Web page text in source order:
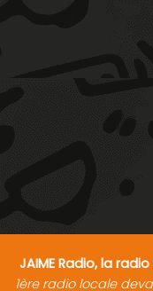
JAIME Radio, la
1ère radio locale